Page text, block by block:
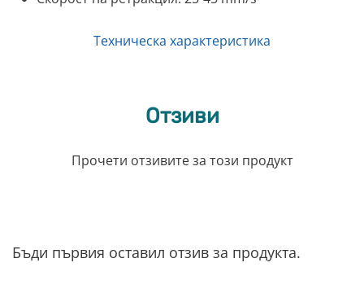
Техническа характеристика
Отзиви
Прочети отзивите за този продукт
Бъди първия оставил отзив за продукта.